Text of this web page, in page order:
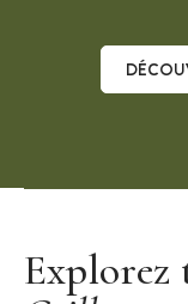
Explorez